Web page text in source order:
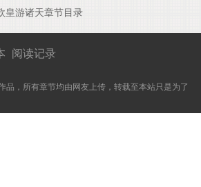
皇游诸天章节目录
阅读记录
品，所有章节均由网友上传，转载至本站只是为了